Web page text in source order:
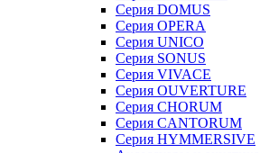
Серия DOMUS
Серия OPERA
Серия UNICO
Серия SONUS
Серия VIVACE
Серия OUVERTURE
Серия CHORUM
Серия CANTORUM
Серия HYMMERSIVE